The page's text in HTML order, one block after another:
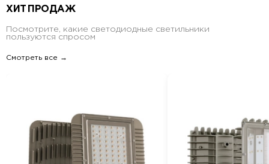
ХИТ ПРОДАЖ
Посмотрите, какие светодиодные светильники
пользуются спросом
Смотреть все →